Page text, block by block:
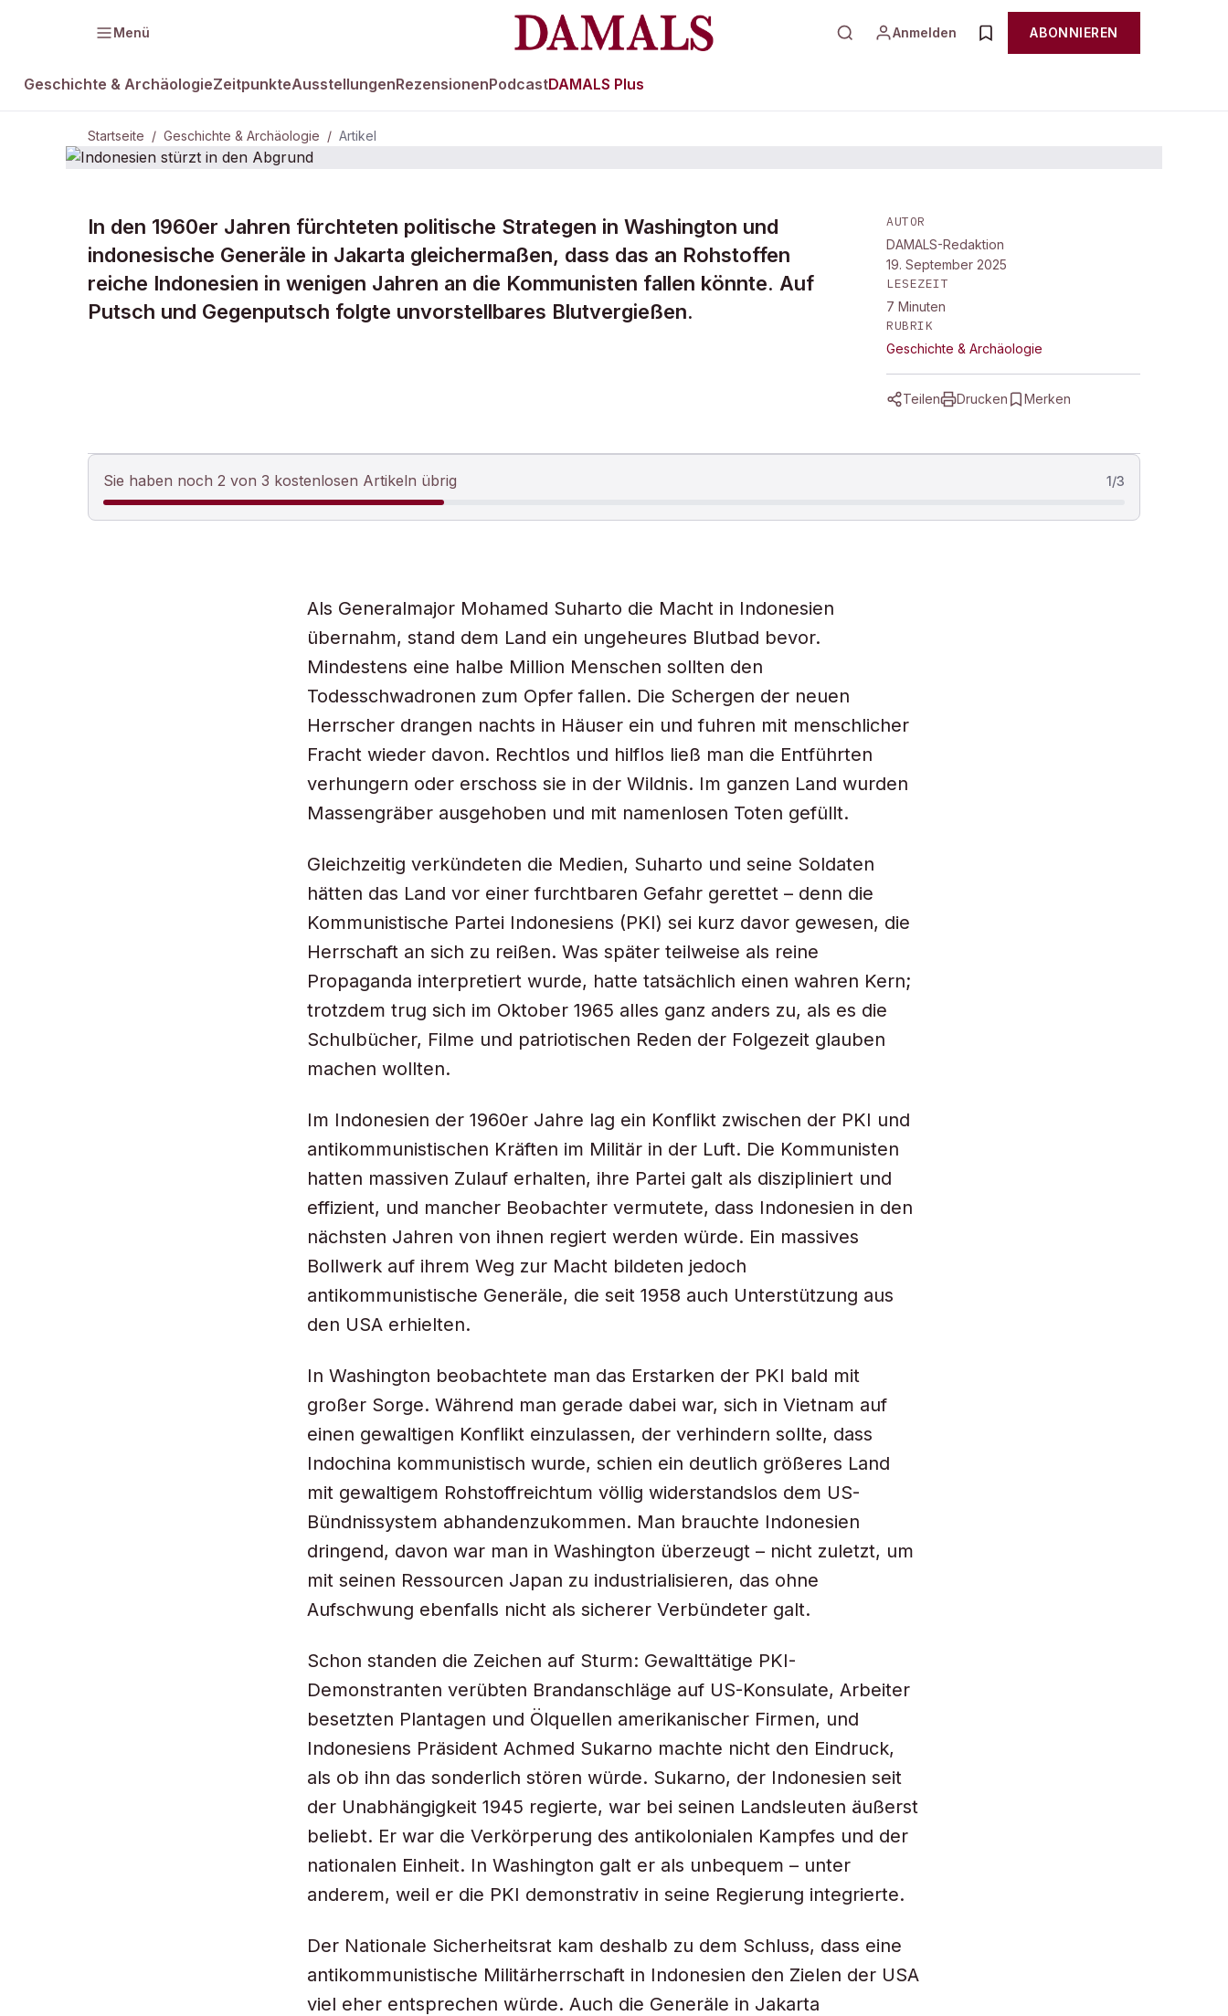
Menü Anmelden ABONNIEREN
Geschichte & ArchäologieZeitpunkteAusstellungenRezensionenPodcastDAMALS Plus
Startseite / Geschichte & Archäologie / Artikel
DAMALS PlusGESCHICHTE & ARCHÄOLOGIE
Indonesien stürzt in den
Abgrund
In den 1960er Jahren fürchteten politische Strategen in Washington und
indonesische Generäle in Jakarta gleichermaßen, dass das an Rohstoffen
reiche Indonesien in wenigen Jahren an die Kommunisten fallen könnte. Auf
Putsch und Gegenputsch folgte unvorstellbares Blutvergießen.
AUTOR
DAMALS-Redaktion
19. September 2025
LESEZEIT
7 Minuten
RUBRIK
Geschichte & Archäologie
Teilen Drucken Merken
Sie haben noch 2 von 3 kostenlosen Artikeln übrig 1/3
Als Generalmajor Mohamed Suharto die Macht in Indonesien
übernahm, stand dem Land ein ungeheures Blutbad bevor.
Mindestens eine halbe Million Menschen sollten den
Todesschwadronen zum Opfer fallen. Die Schergen der neuen
Herrscher drangen nachts in Häuser ein und fuhren mit menschlicher
Fracht wieder davon. Rechtlos und hilflos ließ man die Entführten
verhungern oder erschoss sie in der Wildnis. Im ganzen Land wurden
Massengräber ausgehoben und mit namenlosen Toten gefüllt.
Gleichzeitig verkündeten die Medien, Suharto und seine Soldaten
hätten das Land vor einer furchtbaren Gefahr gerettet – denn die
Kommunistische Partei Indonesiens (PKI) sei kurz davor gewesen, die
Herrschaft an sich zu reißen. Was später teilweise als reine
Propaganda interpretiert wurde, hatte tatsächlich einen wahren Kern;
trotzdem trug sich im Oktober 1965 alles ganz anders zu, als es die
Schulbücher, Filme und patriotischen Reden der Folgezeit glauben
machen wollten.
Im Indonesien der 1960er Jahre lag ein Konflikt zwischen der PKI und
antikommunistischen Kräften im Militär in der Luft. Die Kommunisten
hatten massiven Zulauf erhalten, ihre Partei galt als diszipliniert und
effizient, und mancher Beobachter vermutete, dass Indonesien in den
nächsten Jahren von ihnen regiert werden würde. Ein massives
Bollwerk auf ihrem Weg zur Macht bildeten jedoch
antikommunistische Generäle, die seit 1958 auch Unterstützung aus
den USA erhielten.
In Washington beobachtete man das Erstarken der PKI bald mit
großer Sorge. Während man gerade dabei war, sich in Vietnam auf
einen gewaltigen Konflikt einzulassen, der verhindern sollte, dass
Indochina kommunistisch wurde, schien ein deutlich größeres Land
mit gewaltigem Rohstoffreichtum völlig widerstandslos dem US-
Bündnissystem abhandenzukommen. Man brauchte Indonesien
dringend, davon war man in Washington überzeugt – nicht zuletzt, um
mit seinen Ressourcen Japan zu industrialisieren, das ohne
Aufschwung ebenfalls nicht als sicherer Verbündeter galt.
Schon standen die Zeichen auf Sturm: Gewalttätige PKI-
Demonstranten verübten Brandanschläge auf US-Konsulate, Arbeiter
besetzten Plantagen und Ölquellen amerikanischer Firmen, und
Indonesiens Präsident Achmed Sukarno machte nicht den Eindruck,
als ob ihn das sonderlich stören würde. Sukarno, der Indonesien seit
der Unabhängigkeit 1945 regierte, war bei seinen Landsleuten äußerst
beliebt. Er war die Verkörperung des antikolonialen Kampfes und der
nationalen Einheit. In Washington galt er als unbequem – unter
anderem, weil er die PKI demonstrativ in seine Regierung integrierte.
Der Nationale Sicherheitsrat kam deshalb zu dem Schluss, dass eine
antikommunistische Militärherrschaft in Indonesien den Zielen der USA
viel eher entsprechen würde. Auch die Generäle in Jakarta